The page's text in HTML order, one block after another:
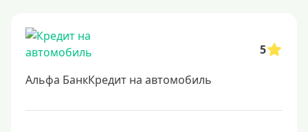
Для зарплатных клиентов
Гражданам СНГ
Без прописки
5
Альфа БанкКредит на автомобиль